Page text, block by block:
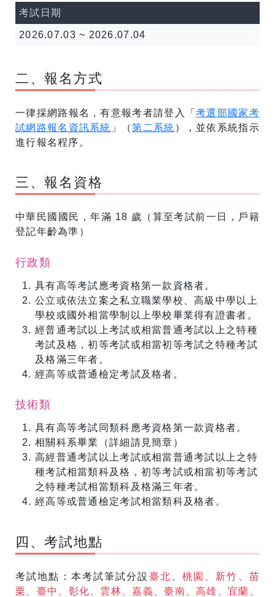
考試日期
2026.07.03 ~ 2026.07.04
二、報名方式
一律採網路報名，有意報考者請登入「考選部國家考
試網路報名資訊系統 」（第二系統 ），並依系統指示
進行報名程序。
三、報名資格
中華民國國民，年滿 18 歲（算至考試前一日，戶籍
登記年齡為準）
行政類
具有高等考試應考資格第一款資格者。
公立或依法立案之私立職業學校、高級中學以上
學校或國外相當學制以上學校畢業得有證書者。
經普通考試以上考試或相當普通考試以上之特種
考試及格，初等考試或相當初等考試之特種考試
及格滿三年者。
經高等或普通檢定考試及格者。
技術類
具有高等考試同類科應考資格第一款資格者。
相關科系畢業（詳細請見簡章）
高經普通考試以上考試或相當普通考試以上之特
種考試相當類科及格，初等考試或相當初等考試
之特種考試相當類科及格滿三年者。
經高等或普通檢定考試相當類科及格者。
四、考試地點
考試地點：本考試筆試分設 臺北、桃園、新竹、苗
栗、臺中、彰化、雲林、嘉義、臺南、高雄、宜蘭、